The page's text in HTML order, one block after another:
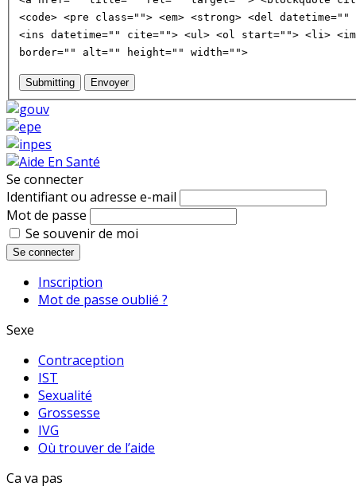
<code> <pre class=""> <em> <strong> <del
<ins datetime="" cite=""> <ul> <ol start=""> <li>
border="" alt="" height="" width="">
Submitting Envoyer
Se connecter
Identifiant ou adresse e-mail
Mot de passe
Se souvenir de moi
Se connecter
Inscription
Mot de passe oublié ?
Sexe
Contraception
IST
Sexualité
Grossesse
IVG
Où trouver de l’aide
Ca va pas